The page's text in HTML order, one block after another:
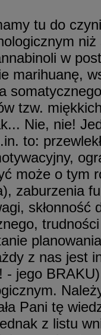
tu do
w
marihuanę,
tzw.
Nie, nie!
to:
może o tym
zaburzenia
skłonność
z nas jest
- jego
Pani tę
z listu